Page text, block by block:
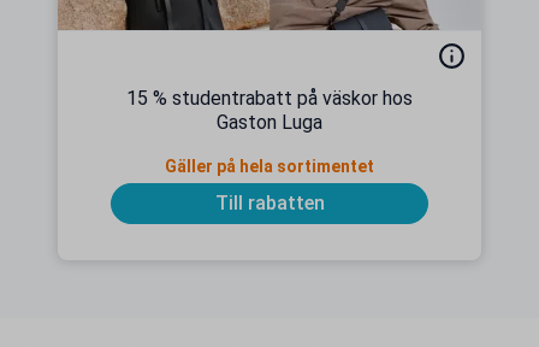
15 % studentrabatt på väskor hos
Gaston Luga
Gäller på hela sortimentet
Till rabatten